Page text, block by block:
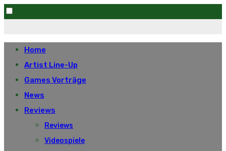
to
content
Home
Artist Line-Up
Games Vorträge
News
Reviews
Reviews
Videospiele